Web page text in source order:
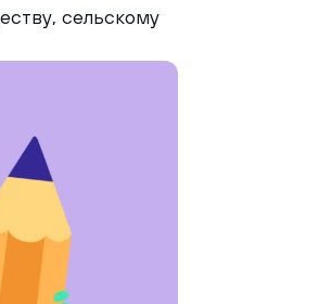
сельскому